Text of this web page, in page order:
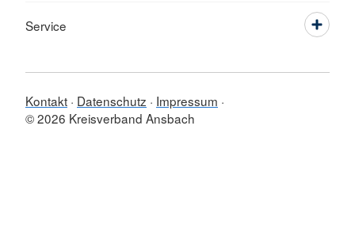
Service
Kontakt Datenschutz
Impressum
© 2026 Kreisverband Ansbach